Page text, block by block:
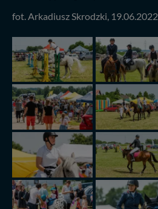
fot. Arkadiusz Skrodzki, 19.06.2022